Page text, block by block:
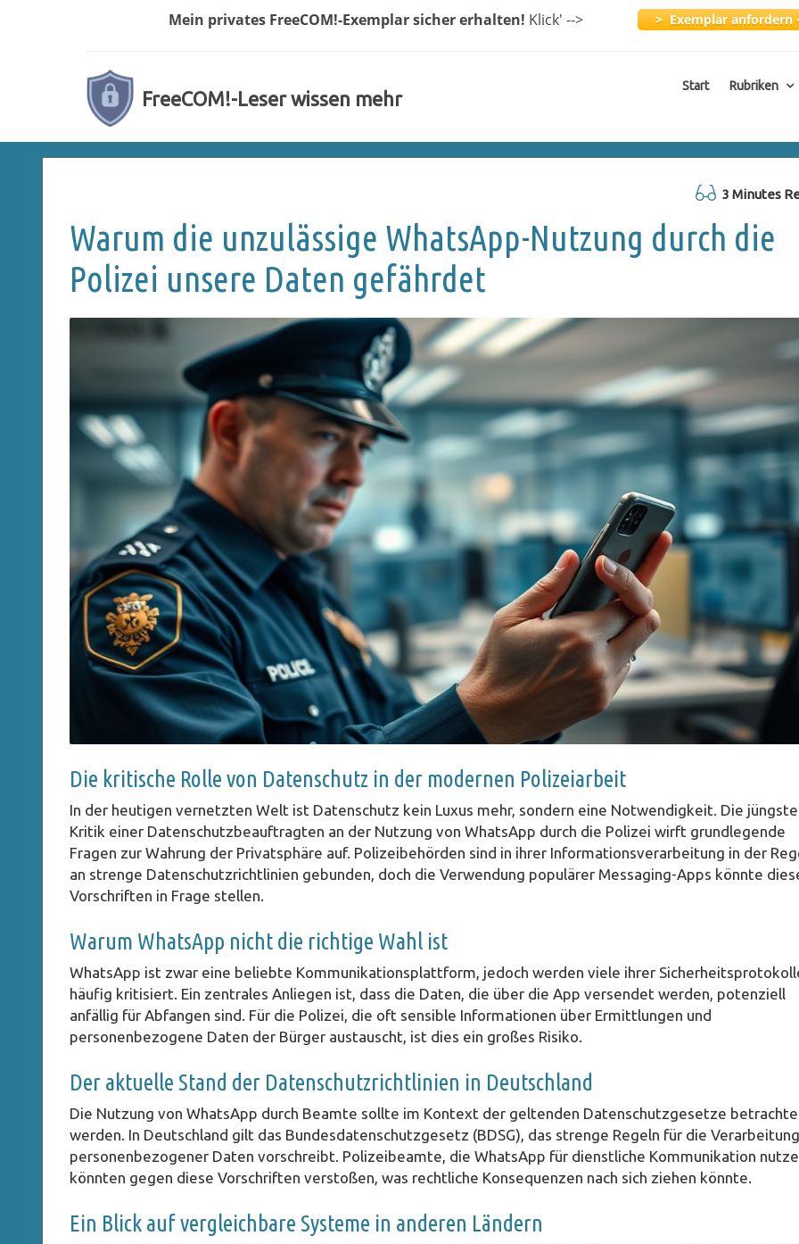
Mein privates FreeCOM!-Exemplarsicher erhalten! Klick' --> > Exemplar anfordern
FreeCOM!-Leser wissen mehr
Start Rubriken
3 Minutes
Warum die unzulässige WhatsApp-Nutzung durch die
Polizei unsere Daten gefährdet
Die kritische Rolle von Datenschutz in der modernen Polizeiarbeit
In der heutigen vernetzten Welt ist Datenschutz kein Luxus mehr, sondern eine Notwendigkeit. Die jüngste
Kritik einer Datenschutzbeauftragten an der Nutzung von WhatsApp durch die Polizei wirft grundlegende
Fragen zur Wahrung der Privatsphäre auf. Polizeibehörden sind in ihrer Informationsverarbeitung in der
an strenge Datenschutzrichtlinien gebunden, doch die Verwendung populärer Messaging-Apps könnte
Vorschriften in Frage stellen.
Warum WhatsApp nicht die richtige Wahl ist
WhatsApp ist zwar eine beliebte Kommunikationsplattform, jedoch werden viele ihrer
häufig kritisiert. Ein zentrales Anliegen ist, dass die Daten, die über die App versendet werden, potenziell
anfällig für Abfangen sind. Für die Polizei, die oft sensible Informationen über Ermittlungen und
personenbezogene Daten der Bürger austauscht, ist dies ein großes Risiko.
Der aktuelle Stand der Datenschutzrichtlinien in Deutschland
Die Nutzung von WhatsApp durch Beamte sollte im Kontext der geltenden Datenschutzgesetze
werden. In Deutschland gilt das Bundesdatenschutzgesetz (BDSG), das strenge Regeln für die Verarbeitung
personenbezogener Daten vorschreibt. Polizeibeamte, die WhatsApp für dienstliche Kommunikation
könnten gegen diese Vorschriften verstoßen, was rechtliche Konsequenzen nach sich ziehen könnte.
Ein Blick auf vergleichbare Systeme in anderen Ländern